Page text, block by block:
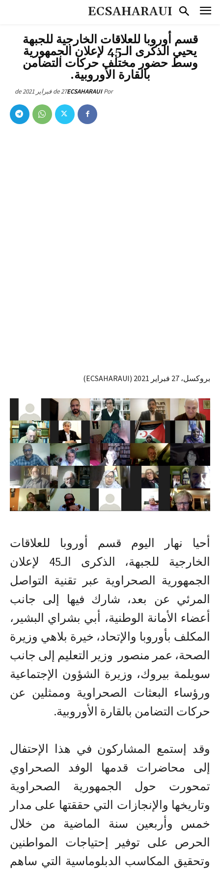
ECSAHARAUI
قسم أوروبا للعلاقات الخارجية للجبهة
يحيي الذكرى الـ45 لإعلان الجمهورية
وسط حضور مختلف حركات التضامن
بالقارة الأوروبية.
Por
ECSAHARAUI27 de فبراير de 2021
بروكسل، 27 فبراير 2021 (ECSAHARAUI)
أحيا نهار اليوم قسم أوروبا للعلاقات
الخارجية للجبهة، الذكرى الـ45 لإعلان
الجمهورية الصحراوية عبر تقنية التواصل
المرئي عن بعد، شارك فيها إلى جانب
أعضاء الأمانة الوطنية، أبي بشراي البشير،
المكلف بأوروبا والإتحاد، خيرة بلاهي وزيرة
الصحة، عمر منصور وزير التعليم إلى جانب
سويلمة بيروك، وزيرة الشؤون الإجتماعية
ورؤساء البعثات الصحراوية وممثلين عن
حركات التضامن بالقارة الأوروبية.
وقد إستمع المشاركون في هذا الإحتفال
إلى محاضرات قدمها الوفد الصحراوي
تمحورت حول الجمهورية الصحراوية
وتاريخها والإنجازات التي حققتها على مدار
خمس وأربعين سنة الماضية من خلال
الحرص على توفير إحتياجات المواطنين
وتحقيق المكاسب الدبلوماسية التي ساهم